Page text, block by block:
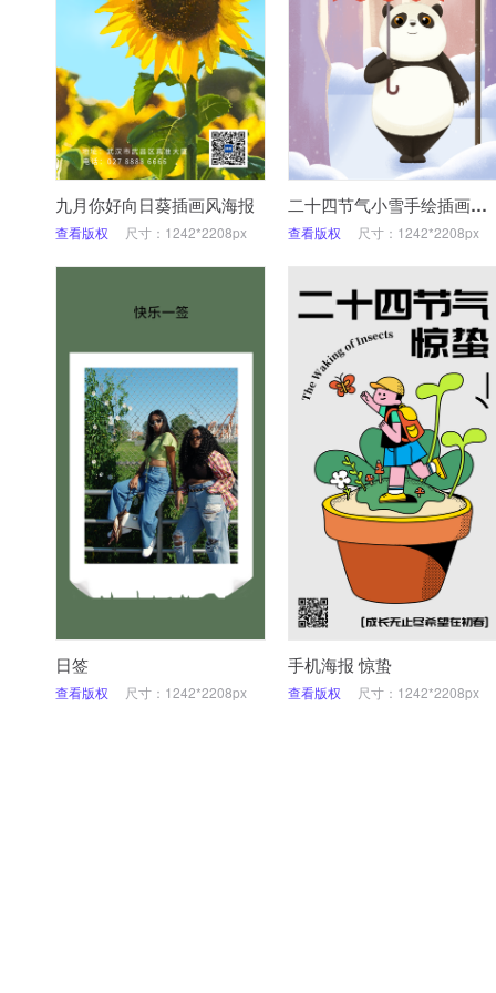
九月你好向日葵插画风海报
查看版权 尺寸：1242*2208px
二十四节气小雪手绘插画可爱熊猫
查看版权 尺寸：1242*2208px
日签
查看版权 尺寸：1242*2208px
手机海报 惊蛰
查看版权 尺寸：1242*2208px